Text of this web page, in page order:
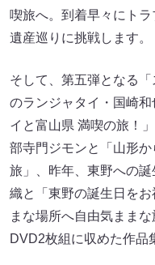
喫旅へ。到着早々にト
遺産巡りに挑戦します。
そして、第五弾となる
のランジャタイ・国崎
イと富山県 満喫の旅！
部寺門ジモンと「山形
旅」、昨年、東野への
織と「東野の誕生日を
まな場所へ自由気まま
DVD2枚組に収めた作品